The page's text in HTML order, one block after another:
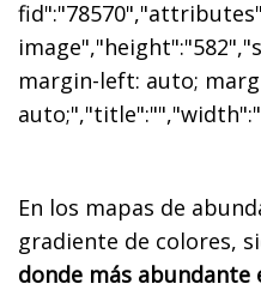
margin-left: auto;
En los mapas de
gradiente de colores,
donde más abundante